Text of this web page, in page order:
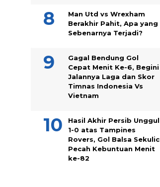
Man Utd vs Wrexham
Berakhir Pahit, Apa yang
Sebenarnya Terjadi?
Gagal Bendung Gol
Cepat Menit Ke-6, Begini
Jalannya Laga dan Skor
Timnas Indonesia Vs
Vietnam
Hasil Akhir Persib Unggul
1-0 atas Tampines
Rovers, Gol Balsa Sekulic
Pecah Kebuntuan Menit
ke-82